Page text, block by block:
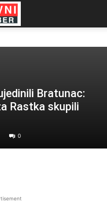
Bratunac:
Rastka skupili
0